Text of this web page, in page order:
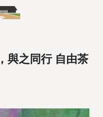
與之同行 自由茶